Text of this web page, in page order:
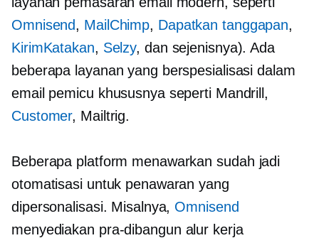
Omnisend, MailChimp, Dapatkan tanggapan,
KirimKatakan, Selzy, dan sejenisnya). Ada
beberapa layanan yang berspesialisasi dalam
email pemicu khususnya seperti Mandrill,
Customer, Mailtrig.
Beberapa platform menawarkansudah jadi
otomatisasi untuk penawaran yang
dipersonalisasi. Misalnya, Omnisend
menyediakan pra-dibangun alur kerja